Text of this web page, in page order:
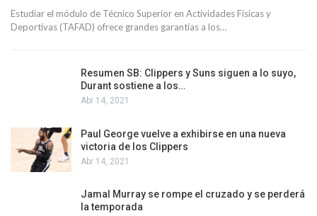
Estudiar el módulo de Técnico Superior en Actividades Físicas y
Deportivas (TAFAD) ofrece grandes garantías a los…
Resumen SB: Clippers y Suns siguen a lo suyo,
Durant sostiene a los…
Abr 14, 2021
Paul George vuelve a exhibirse en una nueva
victoria de los Clippers
Abr 14, 2021
Jamal Murray se rompe el cruzado y se perderá
la temporada